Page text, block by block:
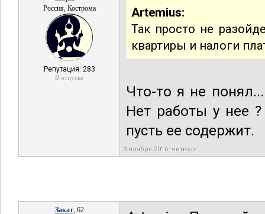
Россия, Кострома
Репутация: 283
В отпуске
Artemius:
Так просто не
квартиры и налоги
Что-то я не
Нет работы у нее
пусть ее содержит.
3 ноября 2016, четверг
Закат, 62